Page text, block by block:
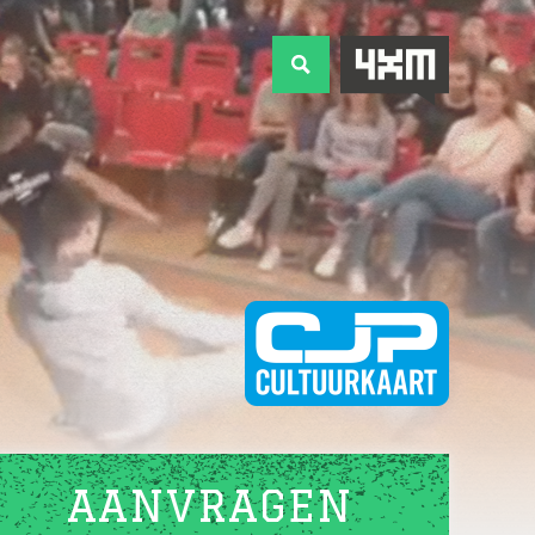
AANVRAGEN